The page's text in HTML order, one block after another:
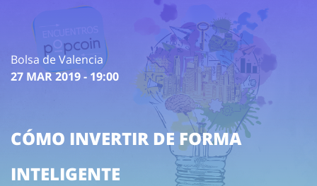
Bolsa de Valencia
27 MAR 2019 - 19:00
CÓMO INVERTIR DE FORMA
INTELIGENTE